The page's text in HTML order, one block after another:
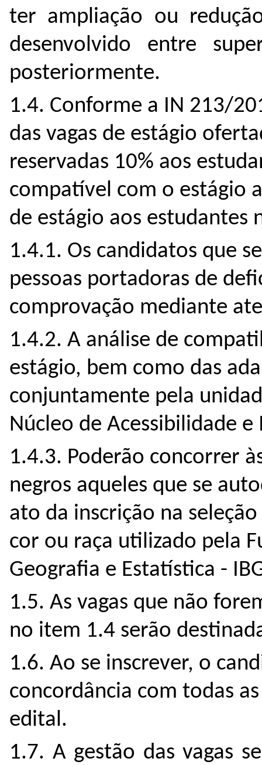
ter ampliação ou
desenvolvido entre
posteriormente.
1.4. Conforme a IN 213/
das vagas de estágio
reservadas 10% aos
compatível com o estágio
de estágio aos estudantes
1.4.1. Os candidatos que
pessoas portadoras de
comprovação mediante
1.4.2. A análise de
estágio, bem como das
conjuntamente pela
Núcleo de Acessibilidade
1.4.3. Poderão concorrer
negros aqueles que se
ato da inscrição na
cor ou raça utilizado pela
Geografia e Estatística -
1.5. As vagas que não
no item 1.4 serão
1.6. Ao se inscrever, o
concordância com todas
edital.
1.7. A gestão das vagas